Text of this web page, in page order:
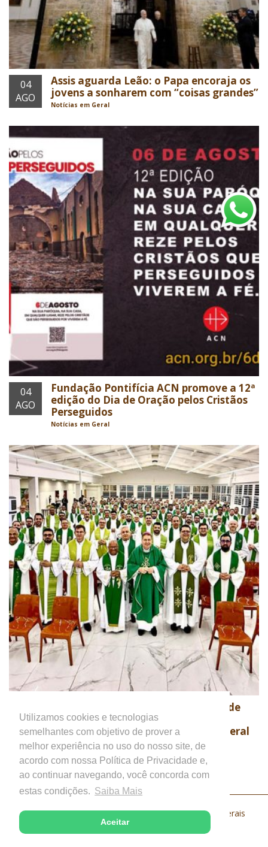
Utilizamos cookies e tecnologias
semelhantes com objetivo de prover a
melhor experiência no uso do nosso site, de
acordo com nossa Política de Privacidade e,
ao continuar navegando, você concorda com
estas condições. Saiba Mais
Aceitar
04
AGO
Assis aguarda Leão: o Papa encoraja os
jovens a sonharem com “coisas grandes”
Notícias em Geral
04
AGO
Fundação Pontifícia ACN promove a 12ª
edição do Dia de Oração pelos Cristãos
Perseguidos
Notícias em Geral
31
JUL
Encontro Nacional de Formadores de
Seminários debate os desafios da
cultura digital na formação presbiteral
Notícias em Geral
Paróquia São Francisco de Assis - Timóteo, Minas Gerais
Desenvolvido com excelência pela